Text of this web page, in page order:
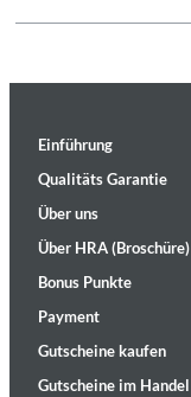
Einführung
Qualitäts Garantie
Über uns
Über HRA (Broschüre)
Bonus Punkte
Payment
Gutscheine kaufen
Gutscheine im Handel